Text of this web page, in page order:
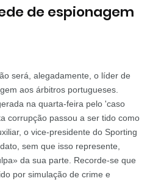
de espionagem
será, alegadamente, o líder de
aos árbitros portugueses.
na quarta-feira pelo 'caso
corrupção passou a ser tido como
o vice-presidente do Sporting
sem que isso represente,
da sua parte. Recorde-se que
por simulação de crime e